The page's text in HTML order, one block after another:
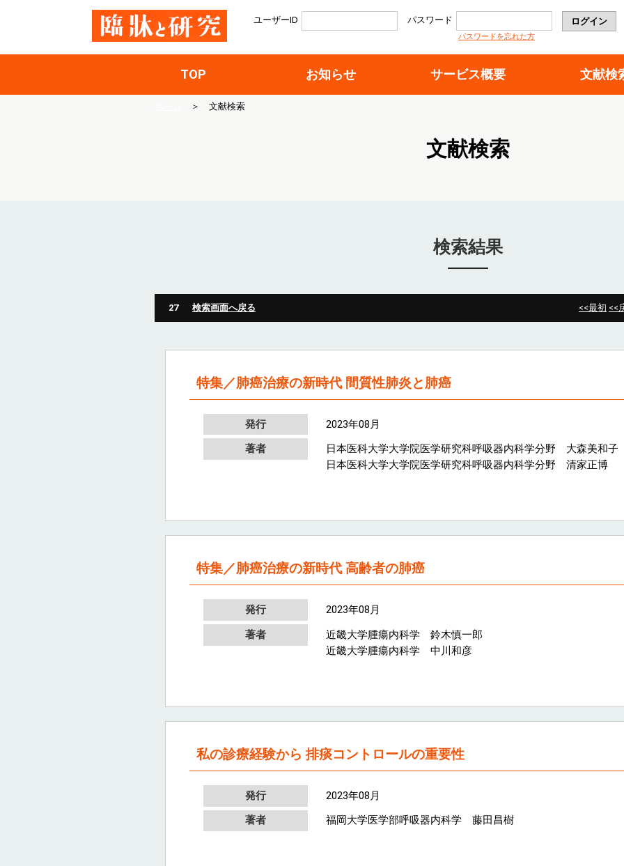
ユーザーID パスワード
パスワードを忘れた方
TOP お知らせ サービス概要 文献検
＞ 文献検索
文献検索
検索結果
27 検索画面へ戻る <<最初 <<
特集／肺癌治療の新時代 間質性肺炎と肺癌
発行
2023年08月
著者
日本医科大学大学院医学研究科呼吸器内科学分野 大森美和子
日本医科大学大学院医学研究科呼吸器内科学分野 清家正博
特集／肺癌治療の新時代 高齢者の肺癌
発行
2023年08月
著者
近畿大学腫瘍内科学 鈴木慎一郎
近畿大学腫瘍内科学 中川和彦
私の診療経験から 排痰コントロールの重要性
発行
2023年08月
著者
福岡大学医学部呼吸器内科学 藤田昌樹